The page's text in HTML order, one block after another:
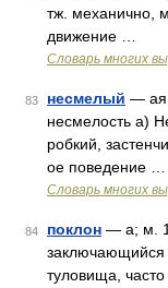
тж. механично,
движение …
Словарь многих
83 несмелый —
несмелость а)
робкий,
ое поведение …
Словарь многих
84 поклон — а; м.
заключающийся
туловища,